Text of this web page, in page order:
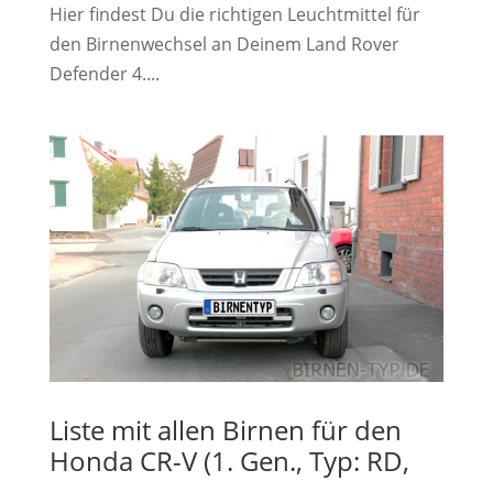
Hier findest Du die richtigen Leuchtmittel für
den Birnenwechsel an Deinem Land Rover
Defender 4....
Liste mit allen Birnen für den
Honda CR-V (1. Gen., Typ: RD,